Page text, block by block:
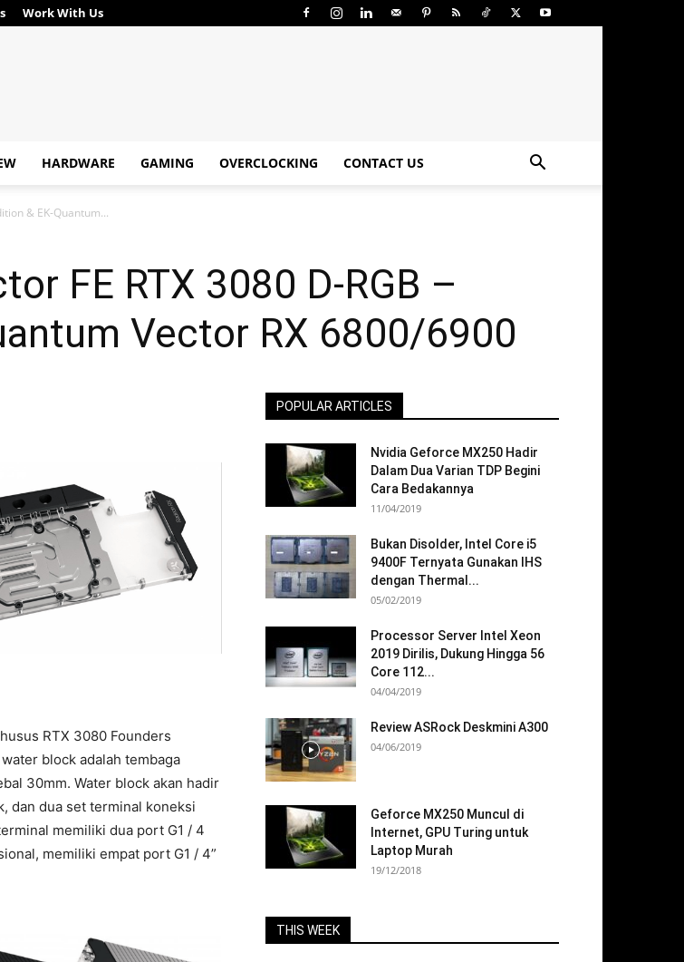
Work With Us
HARDWARE GAMING OVERCLOCKING CONTACT US
& EK-Quantum...
FE RTX 3080 D-RGB –
Vector RX 6800/6900
RTX 3080 Founders
block adalah tembaga
30mm. Water block akan hadir
dan dua set terminal koneksi
memiliki dua port G1 / 4
memiliki empat port G1 / 4”
POPULAR ARTICLES
Nvidia Geforce MX250 Hadir
Dalam Dua Varian TDP Begini
Cara Bedakannya
11/04/2019
Bukan Disolder, Intel Core i5
9400F Ternyata Gunakan IHS
dengan Thermal...
05/02/2019
Processor Server Intel Xeon
2019 Dirilis, Dukung Hingga 56
Core 112...
04/04/2019
Review ASRock Deskmini A300
04/06/2019
Geforce MX250 Muncul di
Internet, GPU Turing untuk
Laptop Murah
19/12/2018
THIS WEEK